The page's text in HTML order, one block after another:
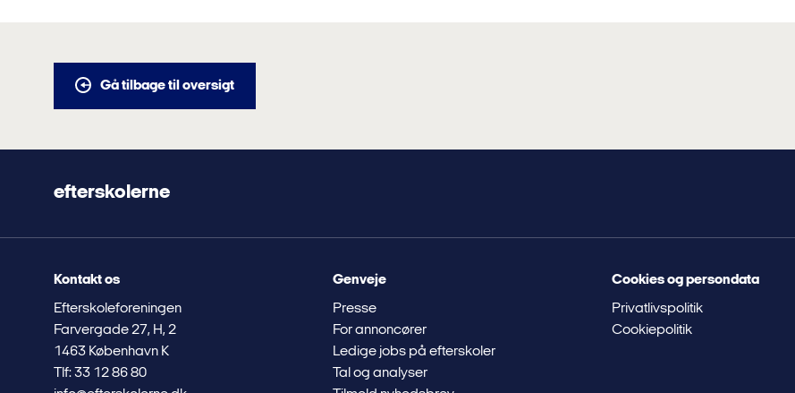
Gå tilbage til oversigt
efterskolerne
Kontakt os
Efterskoleforeningen
Farvergade 27, H, 2
1463 København K
Tlf: 33 12 86 80
Genveje
Presse
For annoncører
Ledige jobs på efterskoler
Tal og analyser
Cookies og persondata
Privatlivspolitik
Cookiepolitik